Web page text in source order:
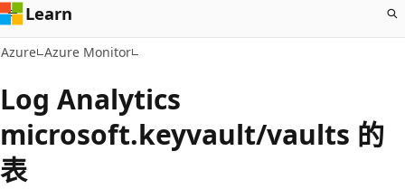
Learn
Azure Azure Monitor
Log Analytics
microsoft.keyvault/vaults 的
表